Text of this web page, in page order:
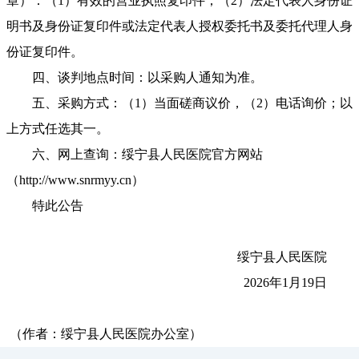
明书及身份证复印件或法定代表人授权委托书及委托代理人身
份证复印件。
四、谈判地点时间：以采购人通知为准。
五、采购方式：（1）当面磋商议价，（2）电话询价；以
上方式任选其一。
六、网上查询：绥宁县人民医院官方网站
（http://www.snrmyy.cn）
特此公告
绥宁县人民医院
2026年1月19日
（作者：绥宁县人民医院办公室）